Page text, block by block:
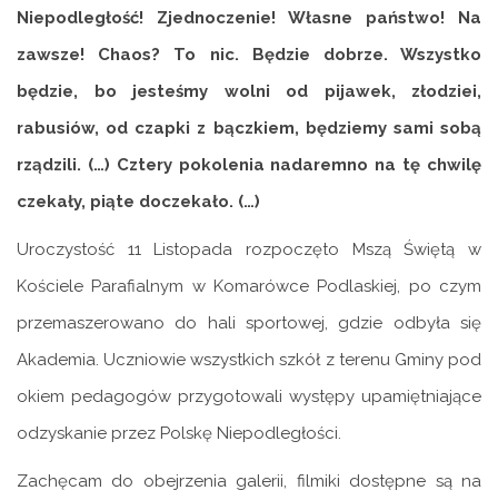
Niepodległość! Zjednoczenie! Własne państwo! Na
zawsze! Chaos? To nic. Będzie dobrze. Wszystko
będzie, bo jesteśmy wolni od pijawek, złodziei,
rabusiów, od czapki z bączkiem, będziemy sami sobą
rządzili. (…) Cztery pokolenia nadaremno na tę chwilę
czekały, piąte doczekało. (…)
Uroczystość 11 Listopada rozpoczęto Mszą Świętą w
Kościele Parafialnym w Komarówce Podlaskiej, po czym
przemaszerowano do hali sportowej, gdzie odbyła się
Akademia. Uczniowie wszystkich szkół z terenu Gminy pod
okiem pedagogów przygotowali występy upamiętniające
odzyskanie przez Polskę Niepodległości.
Zachęcam do obejrzenia galerii, filmiki dostępne są na